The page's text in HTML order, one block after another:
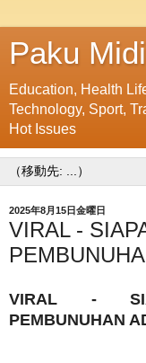
Paku
Education, Health
Technology, Sport,
Hot Issues
2025年8月15日金曜日
VIRAL -
VIRAL -
PEMBUNUHAN